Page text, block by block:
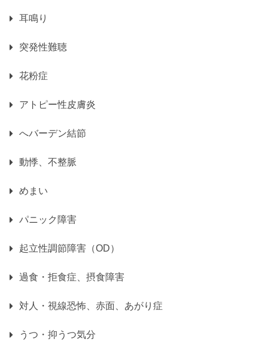
耳鳴り
突発性難聴
花粉症
アトピー性皮膚炎
へバーデン結節
動悸、不整脈
めまい
パニック障害
起立性調節障害（OD）
過食・拒食症、摂食障害
対人・視線恐怖、赤面、あがり症
うつ・抑うつ気分